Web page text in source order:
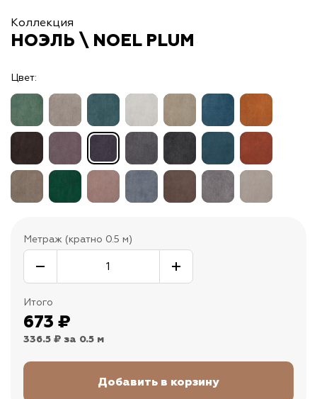
Коллекция
НОЭЛЬ \ NOEL PLUM
Цвет:
Метраж (кратно 0.5 м)
Итого
673 ₽
336.5 ₽ за 0.5 м